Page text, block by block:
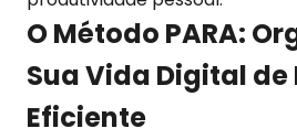
O Método PARA:
Sua Vida Digital de
Eficiente